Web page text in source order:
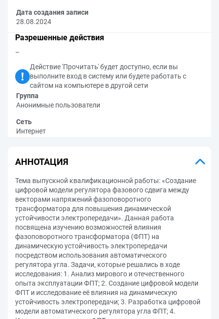
Дата создания записи
28.08.2024
Разрешенные действия
–
Действие 'Прочитать' будет доступно, если вы
выполните вход в систему или будете работать с
сайтом на компьютере в другой сети
Группа
Анонимные пользователи
Сеть
Интернет
АННОТАЦИЯ
Тема выпускной квалификационной работы: «Создание
цифровой модели регулятора фазового сдвига между
векторами напряжений фазоповоротного
трансформатора для повышения динамической
устойчивости электропередачи». Данная работа
посвящена изучению возможностей влияния
фазоповоротного трансформатора (ФПТ) на
динамическую устойчивость электропередачи
посредством использования автоматического
регулятора угла. Задачи, которые решались в ходе
исследования: 1. Анализ мирового и отечественного
опыта эксплуатации ФПТ; 2. Создание цифровой модели
ФПТ и исследование её влияния на динамическую
устойчивость электропередачи; 3. Разработка цифровой
модели автоматического регулятора угла ФПТ; 4.